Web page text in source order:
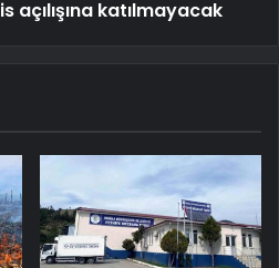
açılışına katılmayacak